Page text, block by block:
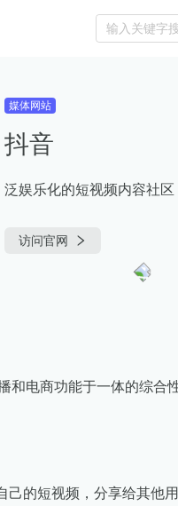
媒体网站
抖音
泛娱乐化的短视频内容社区
访问官网
和电商功能于一体的综
己的短视频，分享给其他